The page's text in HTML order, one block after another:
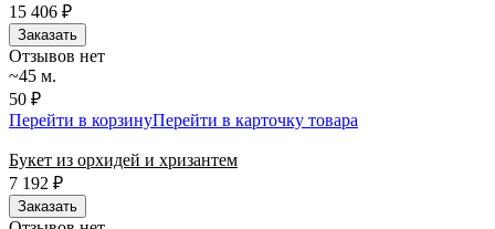
15 406 ₽
Заказать
Отзывов нет
~45 м.
50 ₽
Перейти в корзинуПерейти в карточку товара
Букет из орхидей и хризантем
7 192 ₽
Заказать